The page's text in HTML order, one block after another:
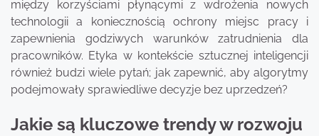
między korzyściami płynącymi z wdrożenia nowych
technologii a koniecznością ochrony miejsc pracy i
zapewnienia godziwych warunków zatrudnienia dla
pracowników. Etyka w kontekście sztucznej inteligencji
również budzi wiele pytań; jak zapewnić, aby algorytmy
podejmowały sprawiedliwe decyzje bez uprzedzeń?
Jakie są kluczowe trendy w rozwoju